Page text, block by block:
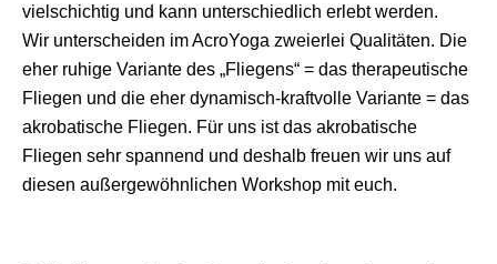
vielschichtig und kann unterschiedlich erlebt werden.
Wir unterscheiden im AcroYoga zweierlei Qualitäten. Die
eher ruhige Variante des „Fliegens“ = das therapeutische
Fliegen und die eher dynamisch-kraftvolle Variante = das
akrobatische Fliegen. Für uns ist das akrobatische
Fliegen sehr spannend und deshalb freuen wir uns auf
diesen außergewöhnlichen Workshop mit euch.